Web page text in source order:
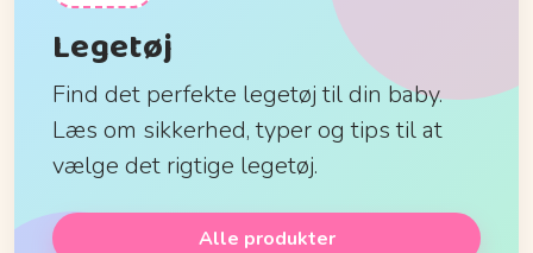
Legetøj
Find det perfekte legetøj til din baby.
Læs om sikkerhed, typer og tips til at
vælge det rigtige legetøj.
Alle produkter